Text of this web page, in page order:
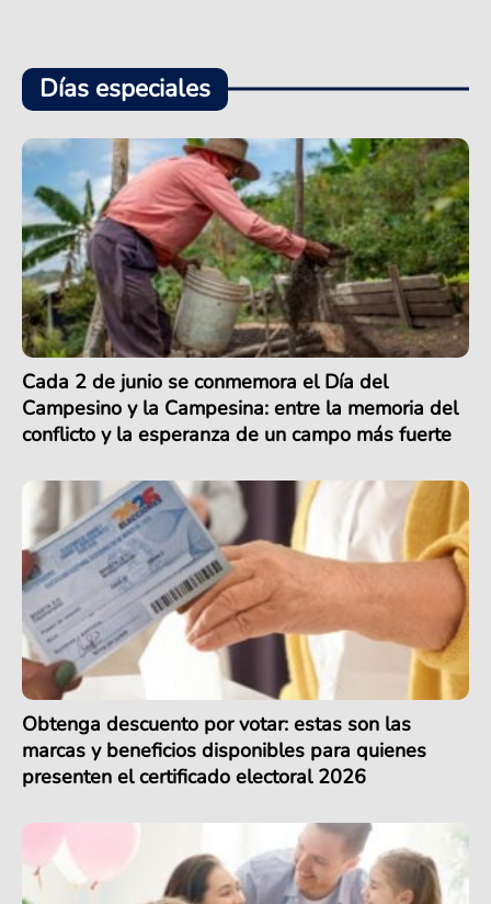
Días especiales
Cada 2 de junio se conmemora el Día del
Campesino y la Campesina: entre la memoria del
conflicto y la esperanza de un campo más fuerte
Obtenga descuento por votar: estas son las
marcas y beneficios disponibles para quienes
presenten el certificado electoral 2026